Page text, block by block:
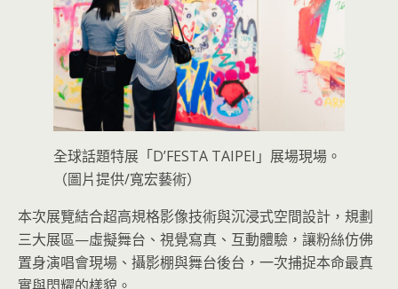
全球話題特展「D’FESTA TAIPEI」展場現場。
（圖片提供/寬宏藝術）
本次展覽結合超高規格影像技術與沉浸式空間設計，規劃
三大展區—虛擬舞台、視覺寫真、互動體驗，讓粉絲仿佛
置身演唱會現場、攝影棚與舞台後台，一次捕捉本命最真